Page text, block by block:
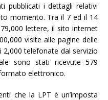
pubblicati i dettagli relativi
momento. Tra il 7 ed il 14
lettere, il sito internet
visite alle pagine delle
telefonate dal servizio
sono stati ricevute 579
elettronico.
che la LPT è un’imposta